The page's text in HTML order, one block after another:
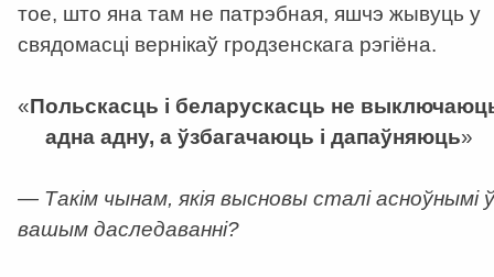
тое, што яна там не патрэбная, яшчэ жывуць у
свядомасці вернікаў гродзенскага рэгіёна.
«Польскасць і беларускасць не
адна адну, а ўзбагачаюць і дапаўняюць»
— Такім чынам, якія высновы сталі асноўнымі ў
вашым даследаванні?